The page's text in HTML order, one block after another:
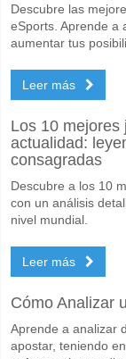
Descubre las
eSports. Aprende a
aumentar tus
Leer más
Los 10 mejores
actualidad:
consagradas
Descubre a los 10
con un análisis
nivel mundial.
Leer más
Cómo Analizar
Aprende a analizar
apostar, teniendo